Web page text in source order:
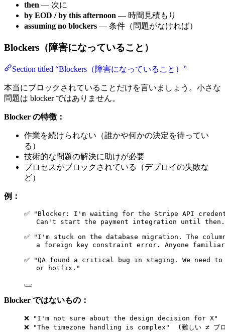
then — 次に
by EOD / by this afternoon — 時間見積もり
assuming no blockers — 条件（問題がなければ）
Blockers（障害になっていること）
Section titled “Blockers（障害になっていること）”
本当にブロックされていることだけを言いましょう。小さな
問題は blocker ではありません。
Blocker の特徴：
作業を続けられない（誰かや何かの決定を待ってい
る）
技術的な問題の解決に助けが必要
プロセスがブロックされている（デプロイの失敗な
ど）
例：
✅ "Blocker: I'm waiting for the Stripe API
Can't start the payment integration until
✅ "I'm stuck on the database migration. The
a foreign key constraint error. Anyone
✅ "QA found a critical bug in staging. We need
or hotfix."
Blocker ではないもの：
❌ "I'm not sure about the design decision for X"  (こ
❌ "The timezone handling is complex"  (難しい ≠ ブロ